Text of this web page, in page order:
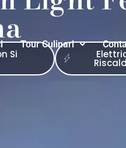
Tour Culinari
Si